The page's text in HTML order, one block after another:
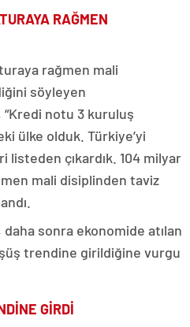
RAĞMEN
rağmen mali
söyleyen
“Kredi notu 3 kuruluş
ülke olduk. Türkiye’yi
listeden çıkardık. 104 milyar
mali disiplinden taviz
sonra ekonomide atılan
trendine girildiğine vurgu
GİRDİ